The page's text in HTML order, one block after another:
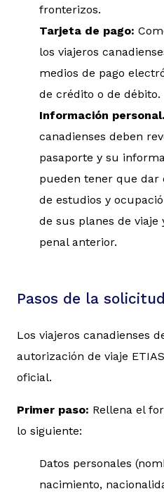
fronterizos.
Tarjeta de pago:
los viajeros
medios de pago
de crédito o de débito.
Información personal.
canadienses deben
pasaporte y su
pueden tener que dar
de estudios y
de sus planes de
penal anterior.
Pasos de la solicitud
Los viajeros canadienses
autorización de viaje
oficial.
Primer paso: Rellena el
lo siguiente:
Datos personales
nacimiento,